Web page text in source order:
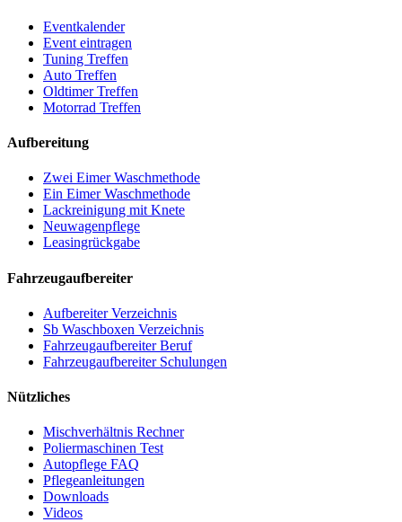
Eventkalender
Event eintragen
Tuning Treffen
Auto Treffen
Oldtimer Treffen
Motorrad Treffen
Aufbereitung
Zwei Eimer Waschmethode
Ein Eimer Waschmethode
Lackreinigung mit Knete
Neuwagenpflege
Leasingrückgabe
Fahrzeugaufbereiter
Aufbereiter Verzeichnis
Sb Waschboxen Verzeichnis
Fahrzeugaufbereiter Beruf
Fahrzeugaufbereiter Schulungen
Nützliches
Mischverhältnis Rechner
Poliermaschinen Test
Autopflege FAQ
Pflegeanleitungen
Downloads
Videos